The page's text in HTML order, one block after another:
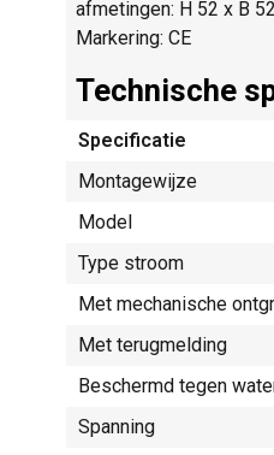
afmetingen: H 52 x B
Markering: CE
Technische
Specificatie
Montagewijze
Model
Type stroom
Met mechanische
Met terugmelding
Beschermd tegen
Spanning